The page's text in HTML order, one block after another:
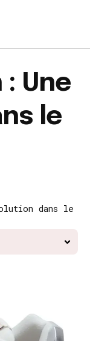
: Une
le
dans le